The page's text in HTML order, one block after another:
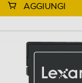
AGGIUNGI